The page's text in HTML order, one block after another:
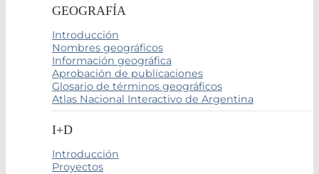
GEOGRAFÍA
Introducción
Nombres geográficos
Información geográfica
Aprobación de publicaciones
Glosario de términos geográficos
Atlas Nacional Interactivo de Argentina
I+D
Introducción
Proyectos